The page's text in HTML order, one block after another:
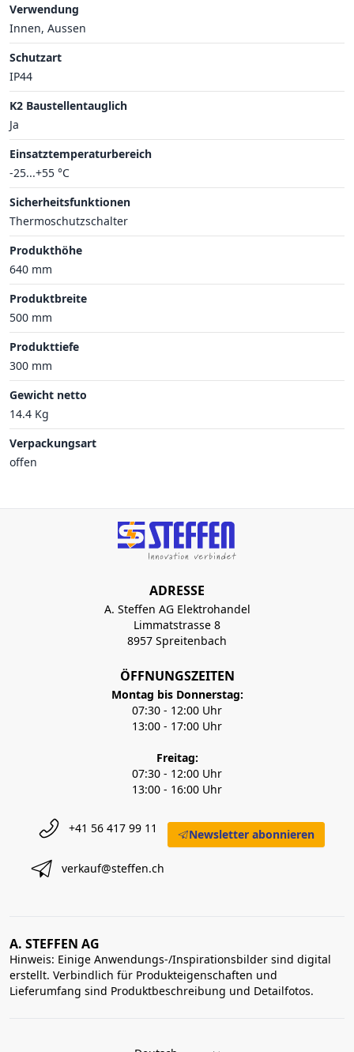
Verwendung
Innen, Aussen
Schutzart
IP44
K2 Baustellentauglich
Ja
Einsatztemperaturbereich
-25...+55 °C
Sicherheitsfunktionen
Thermoschutzschalter
Produkthöhe
640 mm
Produktbreite
500 mm
Produkttiefe
300 mm
Gewicht netto
14.4 Kg
Verpackungsart
offen
ADRESSE
A. Steffen AG Elektrohandel
Limmatstrasse 8
8957 Spreitenbach
ÖFFNUNGSZEITEN
Montag bis Donnerstag:
07:30 - 12:00 Uhr
13:00 - 17:00 Uhr
Freitag:
07:30 - 12:00 Uhr
13:00 - 16:00 Uhr
+41 56 417 99 11
verkauf@steffen.ch
Newsletter abonnieren
A. STEFFEN AG
Hinweis: Einige Anwendungs-/Inspirationsbilder sind digital
erstellt. Verbindlich für Produkteigenschaften und
Lieferumfang sind Produktbeschreibung und Detailfotos.